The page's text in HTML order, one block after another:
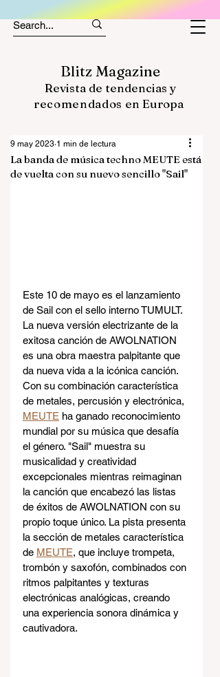
Blitz Magazine
Revista de tendencias y
recomendados en Europa
La banda de música techno MEUTE está
de vuelta con su nuevo sencillo "Sail"
9 may 2023 1 min de lectura
Este 10 de mayo es el lanzamiento
de Sail con el sello interno TUMULT.
La nueva versión electrizante de la
exitosa canción de AWOLNATION
es una obra maestra palpitante que
da nueva vida a la icónica canción.
Con su combinación característica
de metales, percusión y electrónica,
MEUTE ha ganado reconocimiento
mundial por su música que desafía
el género. "Sail" muestra su
musicalidad y creatividad
excepcionales mientras reimaginan
la canción que encabezó las listas
de éxitos de AWOLNATION con su
propio toque único. La pista presenta
la sección de metales característica
de MEUTE, que incluye trompeta,
trombón y saxofón, combinados con
ritmos palpitantes y texturas
electrónicas analógicas, creando
una experiencia sonora dinámica y
cautivadora.